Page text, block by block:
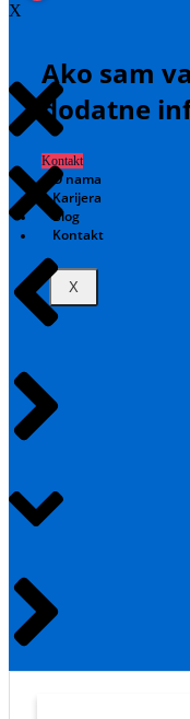
Ako sam
dodatne
Kontakt
O nama
Karijera
Blog
Kontakt
X
X